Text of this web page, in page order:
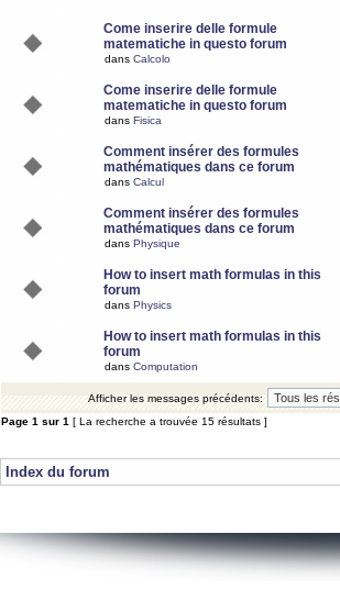
Come inserire delle formule
matematiche in questo forum
dans Calcolo
Come inserire delle formule
matematiche in questo forum
dans Fisica
Comment insérer des formules
mathématiques dans ce forum
dans Calcul
Comment insérer des formules
mathématiques dans ce forum
dans Physique
How to insert math formulas in this
forum
dans Physics
How to insert math formulas in this
forum
dans Computation
Afficher les messages précédents:
Page 1 sur 1 [ La recherche a trouvée 15 résultats ]
Index du forum